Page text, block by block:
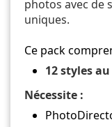
photos avec de
uniques.
Ce pack
12 styles
Nécessite :